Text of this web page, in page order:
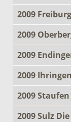
2009
2009
2009
2009
2009
2009 Sulz